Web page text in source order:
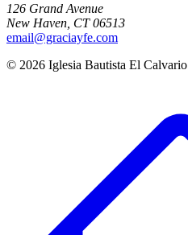
126 Grand Avenue
New Haven CT 06513
email@graciayfe.com
© 2026 Iglesia Bautista El Calvario